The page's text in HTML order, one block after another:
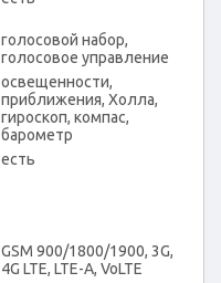
голосовой набор,
голосовое управление
освещенности,
приближения, Холла,
гироскоп, компас,
барометр
есть
GSM 900/1800/1900, 3G,
4G LTE, LTE-A, VoLTE